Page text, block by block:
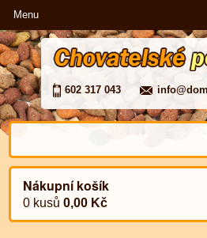
Menu
602 317 043
Nákupní košík
0 kusů0,00 Kč